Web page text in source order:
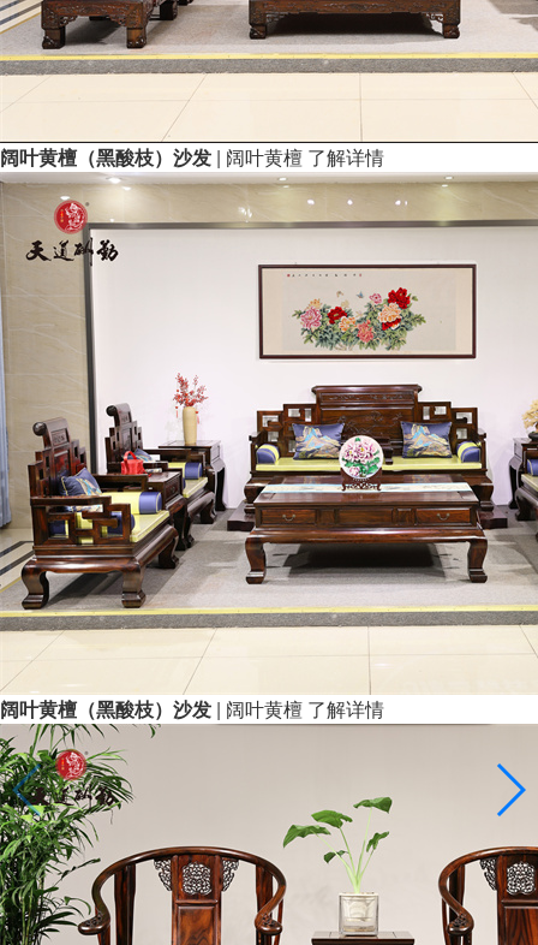
阔叶黄檀（黑酸枝）沙发 | 阔叶黄檀 了解详情
阔叶黄檀（黑酸枝）沙发 | 阔叶黄檀 了解详情